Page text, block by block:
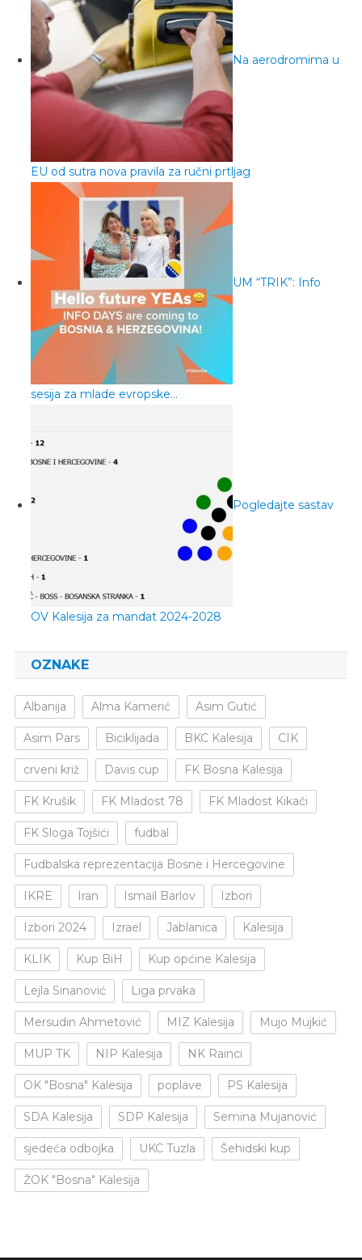
Na aerodromima u
EU od sutra nova pravila za ručni prtljag
UM “TRIK”: Info
sesija za mlade evropske…
Pogledajte sastav
OV Kalesija za mandat 2024-2028
OZNAKE
Albanija Alma Kamerić Asim Gutić
Asim Pars Biciklijada BKC Kalesija CIK
crveni križ Davis cup FK Bosna Kalesija
FK Krušik FK Mladost 78 FK Mladost Kikači
FK Sloga Tojšići fudbal
Fudbalska reprezentacija Bosne i Hercegovine
IKRE Iran Ismail Barlov Izbori
Izbori 2024 Izrael Jablanica Kalesija
KLIK Kup BiH Kup općine Kalesija
Lejla Sinanović Liga prvaka
Mersudin Ahmetović MIZ Kalesija Mujo Mujkić
MUP TK NIP Kalesija NK Rainci
OK "Bosna" Kalesija poplave PS Kalesija
SDA Kalesija SDP Kalesija Semina Mujanović
sjedeća odbojka UKC Tuzla Šehidski kup
ŽOK "Bosna" Kalesija